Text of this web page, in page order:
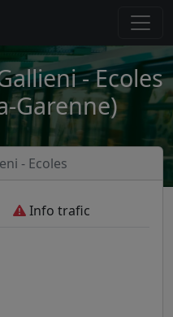
- Ecoles
Garenne)
- Ecoles
Info trafic